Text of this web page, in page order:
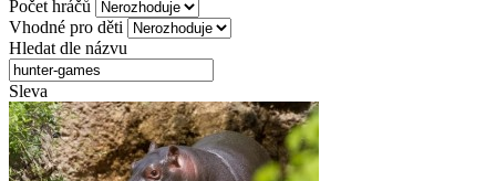
Počet hráčů
Vhodné pro děti
Hledat dle názvu
Sleva